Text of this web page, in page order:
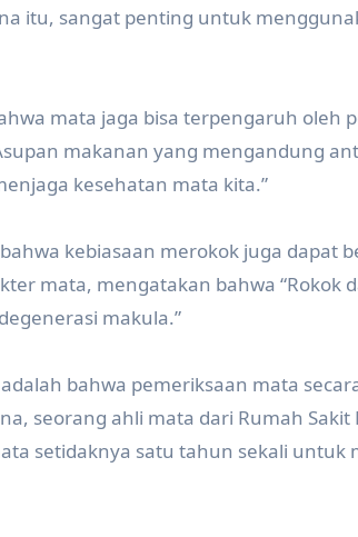
itu, sangat penting untuk
mata jaga bisa terpengaruh oleh
makanan yang mengandung
kesehatan mata kita.”
kebiasaan merokok juga dapat
mata, mengatakan bahwa “Rokok
makula.”
bahwa pemeriksaan mata
seorang ahli mata dari Rumah Sakit
setidaknya satu tahun sekali untuk